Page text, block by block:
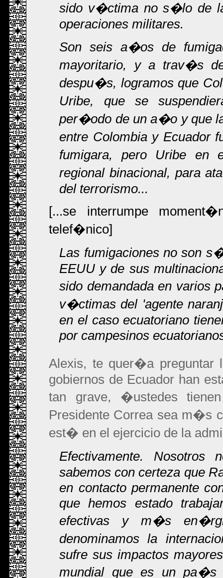
sido v�ctima no s�lo de
operaciones militares.
Son seis a�os de
mayoritario, y a trav�s
despu�s, logramos que
Uribe, que se
per�odo de un a�o y que
entre Colombia y Ecuador
fumigara, pero Uribe en
regional binacional, para
del terrorismo...
[...se interrumpe
telef�nico]
Las fumigaciones no son
EEUU y de sus
sido demandada en varios
v�ctimas del 'agente
en el caso ecuatoriano
por campesinos
Alexis, te quer�a
gobiernos de Ecuador han
tan grave, �ustedes
Presidente Correa sea m�s
est� en el ejercicio de la
Efectivamente.
sabemos con certeza que
en contacto permanente
que hemos estado
efectivas y m�s
denominamos la
sufre sus impactos
mundial que es un